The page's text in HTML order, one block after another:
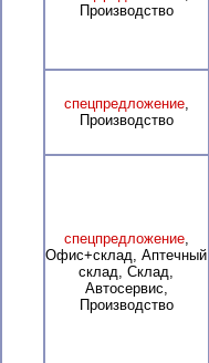
Производство
спецпредложение,
Производство
спецпредложение,
Офис+склад, Аптечный
склад, Склад,
Автосервис,
Производство